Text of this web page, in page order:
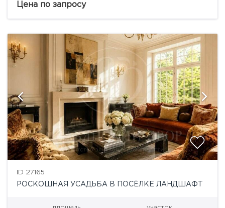
Цена по запросу
ID 27165
РОСКОШНАЯ УСАДЬБА В ПОСЁЛКЕ ЛАНДШАФТ